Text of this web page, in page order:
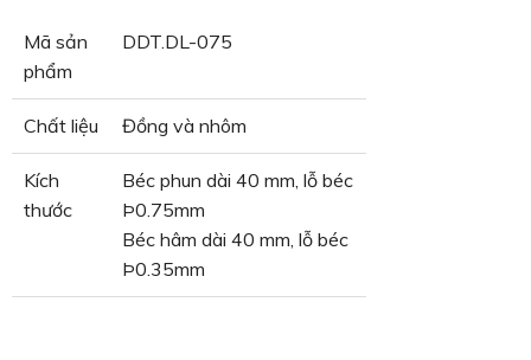
Mã sản
phẩm
DDT.DL-075
Chất liệu Đồng và nhôm
Kích
thước
Béc phun dài 40 mm, lỗ béc
Þ0.75mm
Béc hâm dài 40 mm, lỗ béc
Þ0.35mm